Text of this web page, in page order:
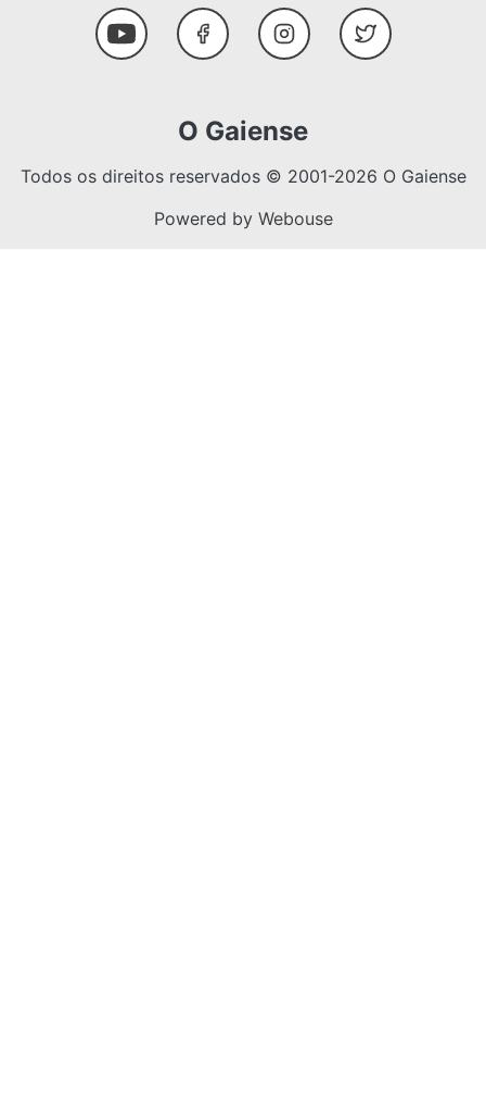
Social Media
Youtube FacebookInstagramTwitter
O Gaiense
Todos os direitos reservados © 2001-2026 O Gaiense
Powered by Webouse